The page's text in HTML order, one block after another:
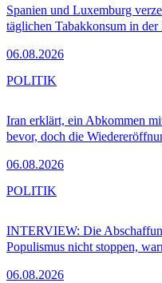
Spanien und Luxemburg
täglichen Tabakkonsum in
06.08.2026
Iran erklärt, ein Abkommen
bevor, doch die
06.08.2026
POLITIK
INTERVIEW: Die
Populismus nicht stoppen,
06.08.2026
POLITIK